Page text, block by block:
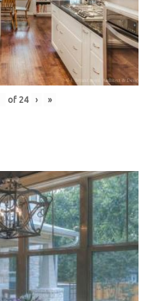
of 24 › »